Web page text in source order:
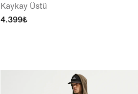
Kaykay Üstü
4.399₺